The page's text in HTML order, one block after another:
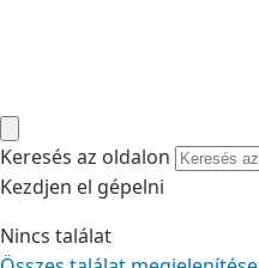
Keresés az oldalon
Kezdjen el gépelni
Nincs találat